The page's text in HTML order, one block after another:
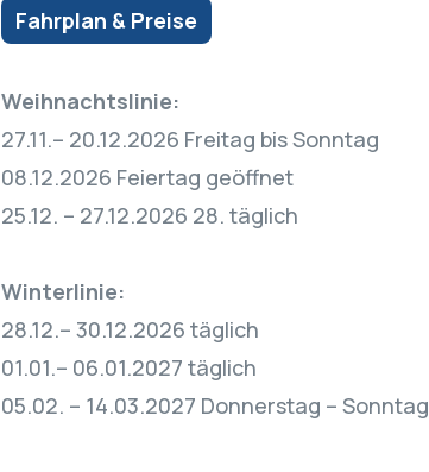
Fahrplan & Preise
Weihnachtslinie:
27.11.– 20.12.2026 Freitag bis Sonntag
08.12.2026 Feiertag geöffnet
25.12. – 27.12.2026 28. täglich
Winterlinie:
28.12.– 30.12.2026 täglich
01.01.– 06.01.2027 täglich
05.02. – 14.03.2027 Donnerstag – Sonntag